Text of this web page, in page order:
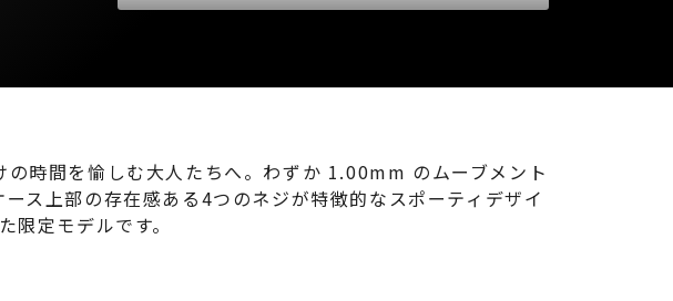
時間を愉しむ大人たちへ。わずか 1.00mm のムーブメント
ス上部の存在感ある4つのネジが特徴的なスポーティデザイ
定モデルです。